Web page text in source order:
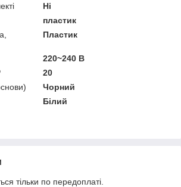
Ні
пластик
Пластик
220~240 B
20
Чорний
Білий
тільки по передоплаті.